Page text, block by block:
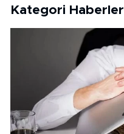
Kategori Haberler